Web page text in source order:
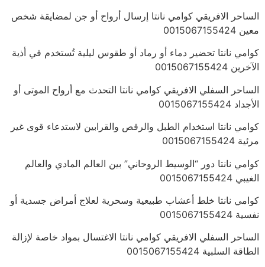
الساحر الافريقي كوامي نانتا إرسال أرواح أو جن لمضايقة شخص
معين 0015067155424
كوامي نانتا تحضير دماء أو رماد أو طقوس ليلية تُستخدم في أذية
الآخرين 0015067155424
الساحر السفلي الافريقي كوامي نانتا التحدث مع أرواح الموتى أو
الأجداد 0015067155424
كوامي نانتا استخدام الطبل والرقص والقرابين لاستدعاء قوى غير
مرئية 0015067155424
كوامي نانتا دور “الوسيط الروحاني” بين العالم المادي والعالم
الغيبي 0015067155424
كوامي نانتا خلط أعشاب طبيعية وسحرية لعلاج أمراض جسدية أو
نفسية 0015067155424
الساحر السفلي الافريقي كوامي نانتا الاغتسال بمواد خاصة لإزالة
الطاقة السلبية 0015067155424